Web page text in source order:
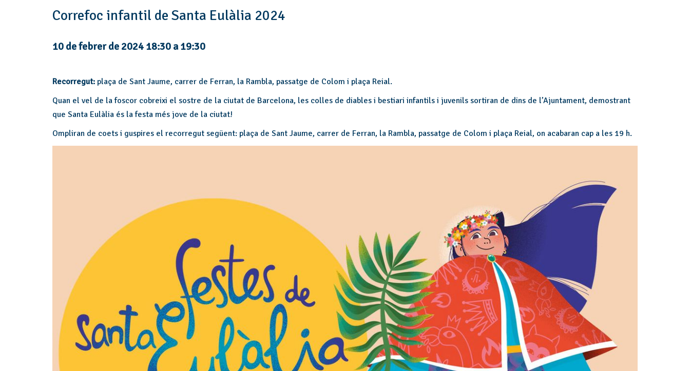
Correfoc infantil de Santa Eulàlia 2024
10 de febrer de 2024 18:30 a19:30
Recorregut: plaça de Sant Jaume, carrer de Ferran, la Rambla, passatge de Colom i plaça Reial.
Quan el vel de la foscor cobreixi el sostre de la ciutat de Barcelona, les colles de diables i bestiari infantils i juvenils sortiran de dins de l’Ajuntament, demostrant
que Santa Eulàlia és la festa més jove de la ciutat!
Ompliran de coets i guspires el recorregut següent: plaça de Sant Jaume, carrer de Ferran, la Rambla, passatge de Colom i plaça Reial, on acabaran cap a les 19 h.